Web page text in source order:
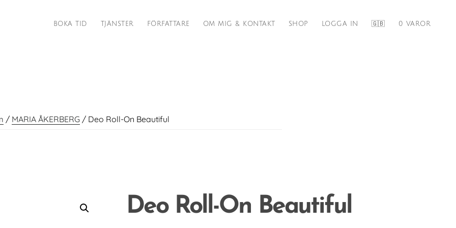
BOKA TID TJÄNSTER FÖRFATTARE OM MIG & KONTAKT SHOP LOGGA IN 🇬🇧 0 VAROR
/ MARIA ÅKERBERG / Deo Roll-On Beautiful
Deo Roll-On Beautiful